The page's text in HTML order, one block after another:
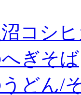
コシ
ぎそば
どん/